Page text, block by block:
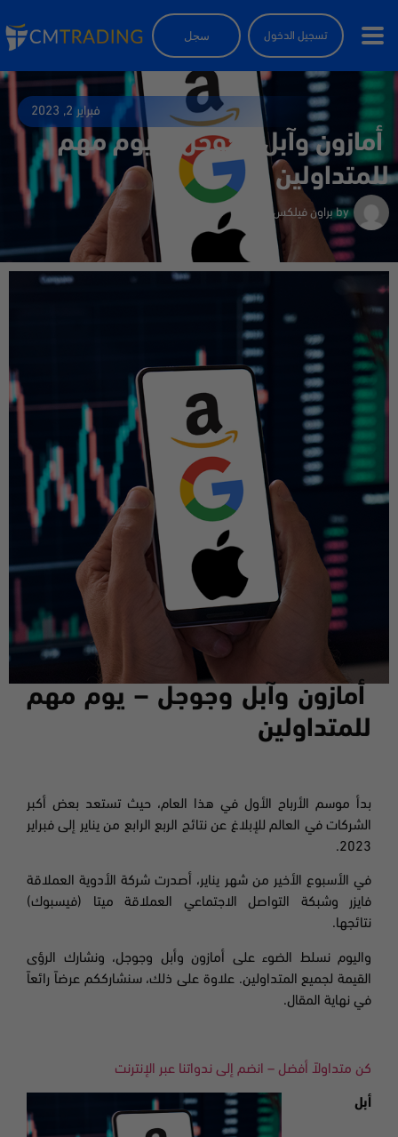
تسجيل الدخول سجل
فبراير 2, 2023
أمازون وآبل وجوجل – يوم مهم
للمتداولين
by براون فيلكس
أمازون وآبل وجوجل – يوم مهم
للمتداولين
بدأ موسم الأرباح الأول في هذا العام، حيث تستعد بعض أكبر
الشركات في العالم للإبلاغ عن نتائج الربع الرابع من يناير إلى فبراير
2023.
في الأسبوع الأخير من شهر يناير، أصدرت شركة الأدوية العملاقة
فايزر وشبكة التواصل الاجتماعي العملاقة ميتا (فيسبوك)
نتائجها.
واليوم نسلط الضوء على أمازون وأبل وجوجل، ونشارك الرؤى
القيمة لجميع المتداولين. علاوة على ذلك، سنشارككم عرضاً رائعاً
في نهاية المقال.
كن متداولاً أفضل – انضم إلى ندواتنا عبر الإنترنت
أبل